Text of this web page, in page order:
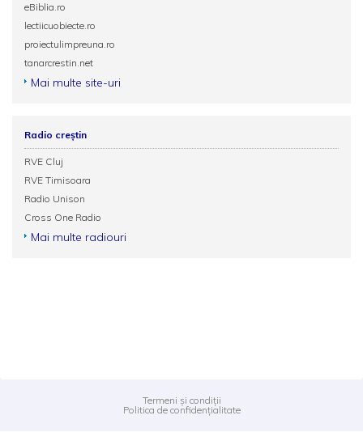
eBiblia.ro
lectiicuobiecte.ro
proiectulimpreuna.ro
tanarcrestin.net
Mai multe site-uri
Radio creștin
RVE Cluj
RVE Timisoara
Radio Unison
Cross One Radio
Mai multe radiouri
Termeni și condiții
Politica de confidențialitate